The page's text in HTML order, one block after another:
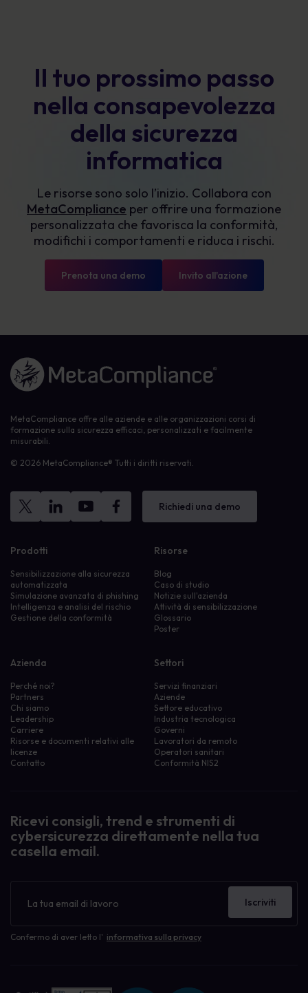
Filtra le risorse per:
eLearning
Gestione delle politiche
Guida Dummies
Human Risk Management
Apprendimento della sicurezza informatica
Governance, rischio, conformità GRC
Il tuo prossimo passo
nella consapevolezza
della sicurezza
informatica
Le risorse sono solo l’inizio. Collabora con
MetaCompliance per offrire una formazione
personalizzata che favorisca la conformità,
modifichi i comportamenti e riduca i rischi.
Prenota una demo Invito all'azione
Link alla homepage
MetaCompliance offre alle aziende e alle organizzazioni corsi di
formazione sulla sicurezza efficaci, personalizzati e facilmente
misurabili.
© 2026 MetaCompliance® Tutti i diritti riservati.
Richiedi una demo
Prodotti
Sensibilizzazione alla sicurezza
automatizzata
Simulazione avanzata di phishing
Intelligenza e analisi del rischio
Gestione della conformità
Risorse
Blog
Caso di studio
Notizie sull'azienda
Attività di sensibilizzazione
Glossario
Poster
Azienda
Perché noi?
Partners
Chi siamo
Leadership
Carriere
Risorse e documenti relativi alle
licenze
Contatto
Settori
Servizi finanziari
Aziende
Settore educativo
Industria tecnologica
Governi
Lavoratori da remoto
Operatori sanitari
Conformità NIS2
Ricevi consigli, trend e strumenti di
cybersicurezza direttamente nella tua
casella email.
Confermo di aver letto l' informativa sulla privacy
Iscriviti